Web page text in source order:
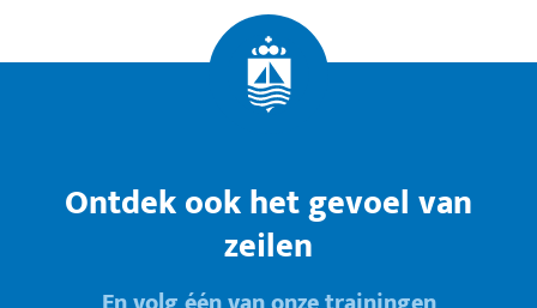
Ontdek ook het gevoel van
zeilen